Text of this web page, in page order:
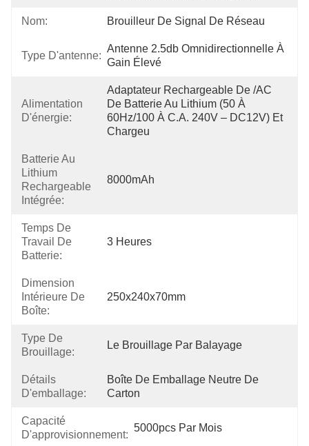
Nom: Brouilleur De Signal De Réseau
Type D'antenne:
Antenne 2.5db Omnidirectionnelle À
Gain Élevé
Alimentation
D'énergie:
Adaptateur Rechargeable De /AC
De Batterie Au Lithium (50 À
60Hz/100 À C.A. 240V – DC12V) Et
Chargeu
Batterie Au
Lithium
Rechargeable
Intégrée:
8000mAh
Temps De
Travail De
Batterie:
3 Heures
Dimension
Intérieure De
Boîte:
250x240x70mm
Type De
Brouillage:
Le Brouillage Par Balayage
Détails
D'emballage:
Boîte De Emballage Neutre De
Carton
Capacité
D'approvisionnement:
5000pcs Par Mois